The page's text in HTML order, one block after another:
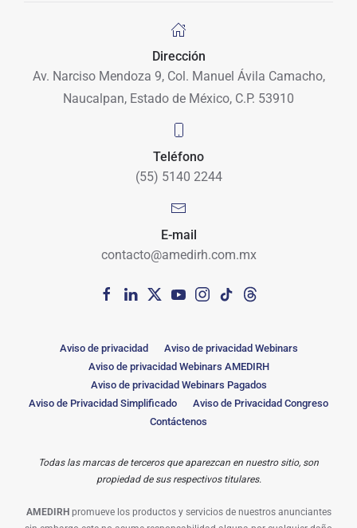
Dirección
Av. Narciso Mendoza 9, Col. Manuel Ávila Camacho,
Naucalpan, Estado de México, C.P. 53910
Teléfono
(55) 5140 2244
E-mail
contacto@amedirh.com.mx
Aviso de privacidad
Aviso de privacidad Webinars
Aviso de privacidad Webinars AMEDIRH
Aviso de privacidad Webinars Pagados
Aviso de Privacidad Simplificado
Aviso de Privacidad Congreso
Contáctenos
Todas las marcas de terceros que aparezcan en nuestro sitio, son
propiedad de sus respectivos titulares.
AMEDIRH promueve los productos y servicios de nuestros anunciantes